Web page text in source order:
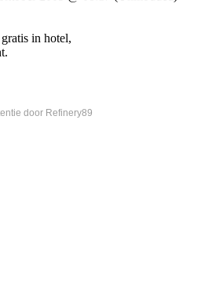
in hotel,
door Refinery89